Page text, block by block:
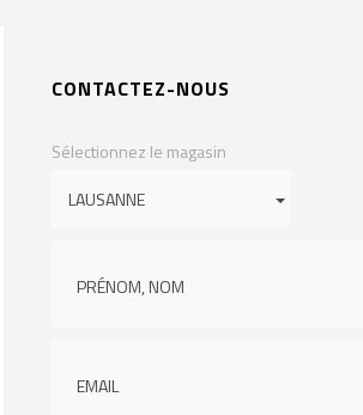
CONTACTEZ-NOUS
Sélectionnez le magasin